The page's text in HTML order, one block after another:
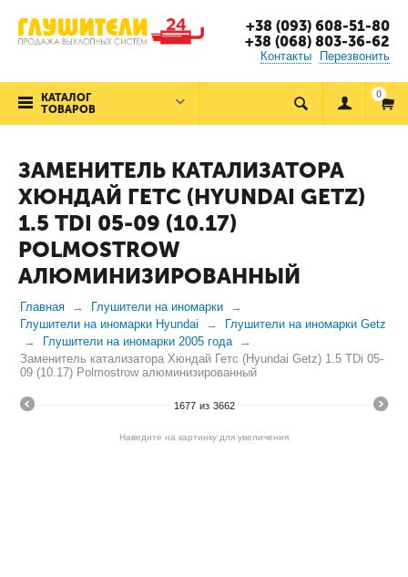
+38 (093) 608-51-80
+38 (068) 803-36-62
Контакты Перезвонить
КАТАЛОГ
ТОВАРОВ
0
ЗАМЕНИТЕЛЬ КАТАЛИЗАТОРА
ХЮНДАЙ ГЕТС (HYUNDAI GETZ)
1.5 TDI 05-09 (10.17)
POLMOSTROW
АЛЮМИНИЗИРОВАННЫЙ
Главная
Глушители на иномарки
Глушители на иномарки Hyundai
Глушители на иномарки Getz
Глушители на иномарки 2005 года
Заменитель катализатора Хюндай Гетс (Hyundai Getz) 1.5 TDi 05-
09 (10.17) Polmostrow алюминизированный
1677 из 3662
Наведите на картинку для увеличения